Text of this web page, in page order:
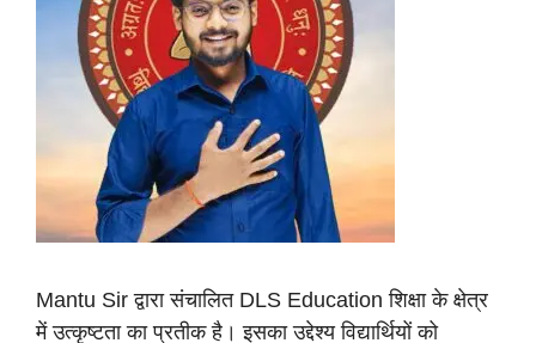
Mantu Sir द्वारा संचालित DLS Education शिक्षा के क्षेत्र
में उत्कृष्टता का प्रतीक है। इसका उद्देश्य विद्यार्थियों को